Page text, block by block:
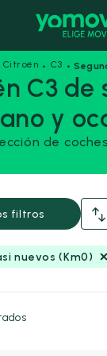
Citroën · C3 ·
C3 de
y
de
Casi nuevos
filtros
nuevos (Km0)